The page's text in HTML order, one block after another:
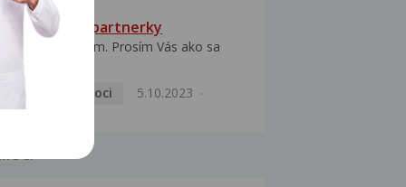
HPV typ 52 u partnerky
Dobrý deň prajem. Prosím Vás ako sa
Pohlavní nemoci
5.10.2023